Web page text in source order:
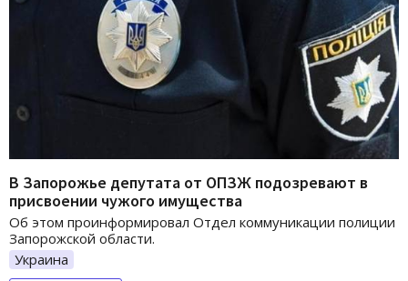
В Запорожье депутата от ОПЗЖ подозревают в
присвоении чужого имущества
Об этом проинформировал Отдел коммуникации полиции
Запорожской области.
Украина